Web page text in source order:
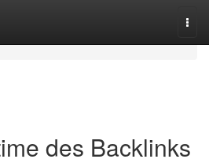
des Backlinks